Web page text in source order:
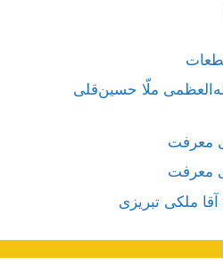
ملّا حسین‌قلی
معرفت
معرفت
ملکی تبریزی